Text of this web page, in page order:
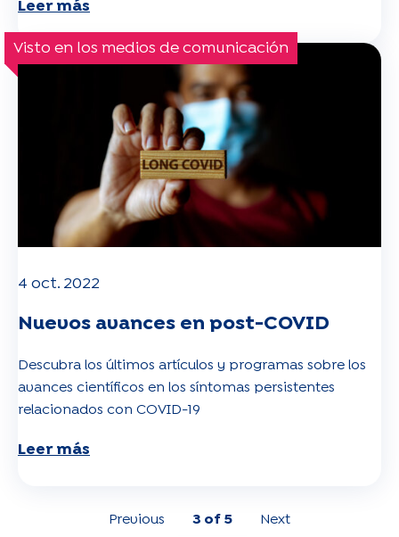
Leer más
Visto en los medios de comunicación
4 oct. 2022
Nuevos avances en post-COVID
Descubra los últimos artículos y programas sobre los
avances científicos en los síntomas persistentes
relacionados con COVID-19
Leer más
Previous 3 of 5 Next